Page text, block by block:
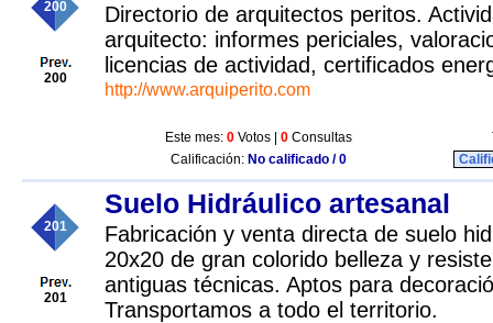
200
200
Directorio de arquitectos peritos.
arquitecto: informes periciales,
licencias de actividad, certificados
http://www.arquiperito.com
Este mes: 0 Votos | 0 Consultas
Calificación: No calificado / 0
201
201
Suelo Hidráulico artesanal
Fabricación y venta directa de suelo
20x20 de gran colorido belleza y
antiguas técnicas. Aptos para
Transportamos a todo el territorio.